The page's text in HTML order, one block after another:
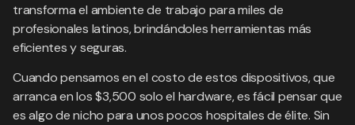
transforma el ambiente de trabajo para miles de
profesionales latinos, brindándoles herramientas más
eficientes y seguras.
Cuando pensamos en el costo de estos dispositivos, que
arranca en los $3,500 solo el hardware, es fácil pensar que
es algo de nicho para unos pocos hospitales de élite. Sin